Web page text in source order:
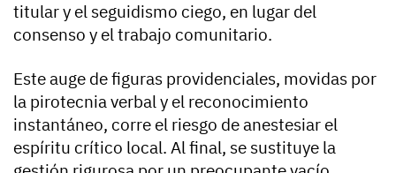
titular y el seguidismo ciego, en lugar del
consenso y el trabajo comunitario.
Este auge de figuras providenciales, movidas por
la pirotecnia verbal y el reconocimiento
instantáneo, corre el riesgo de anestesiar el
espíritu crítico local. Al final, se sustituye la